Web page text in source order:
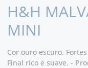
H&H
MINI
Cor ouro escuro.
Final rico e suave. -